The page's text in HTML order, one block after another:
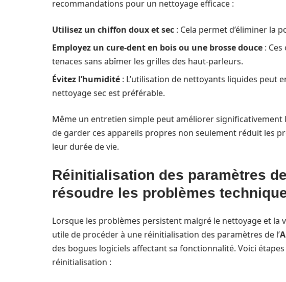
recommandations pour un nettoyage efficace :
Utilisez un chiffon doux et sec : Cela permet d’éliminer la
Employez un cure-dent en bois ou une brosse douce :
tenaces sans abîmer les grilles des haut-parleurs.
Évitez l’humidité : L’utilisation de nettoyants liquides peut
nettoyage sec est préférable.
Même un entretien simple peut améliorer significativement
de garder ces appareils propres non seulement réduit les
leur durée de vie.
Réinitialisation des paramètres
résoudre les problèmes
Lorsque les problèmes persistent malgré le nettoyage et la
utile de procéder à une réinitialisation des paramètres de l’
des bogues logiciels affectant sa fonctionnalité. Voici
réinitialisation :